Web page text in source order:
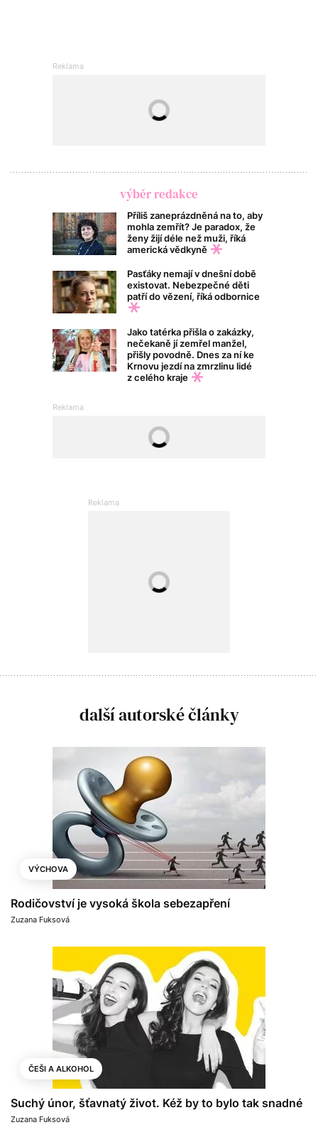
výběr redakce
Příliš zaneprázdněná na to, aby
mohla zemřít? Je paradox, že
ženy žijí déle než muži, říká
americká vědkyně
Pasťáky nemají v dnešní době
existovat. Nebezpečné děti
patří do vězení, říká odbornice
Jako tatérka přišla o zakázky,
nečekaně jí zemřel manžel,
přišly povodně. Dnes za ní ke
Krnovu jezdí na zmrzlinu lidé
z celého kraje
další autorské články
VÝCHOVA
Rodičovství je vysoká škola sebezapření
Zuzana Fuksová
ČEŠI A ALKOHOL
Suchý únor, šťavnatý život. Kéž by to bylo tak snadné
Zuzana Fuksová